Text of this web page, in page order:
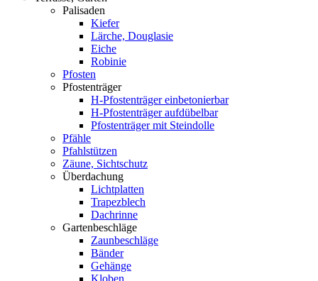
Palisaden
Kiefer
Lärche, Douglasie
Eiche
Robinie
Pfosten
Pfostenträger
H-Pfostenträger einbetonierbar
H-Pfostenträger aufdübelbar
Pfostenträger mit Steindolle
Pfähle
Pfahlstützen
Zäune, Sichtschutz
Überdachung
Lichtplatten
Trapezblech
Dachrinne
Gartenbeschläge
Zaunbeschläge
Bänder
Gehänge
Kloben